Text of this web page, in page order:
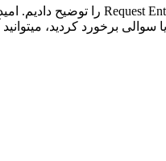
برخورد کردید، میتوانید